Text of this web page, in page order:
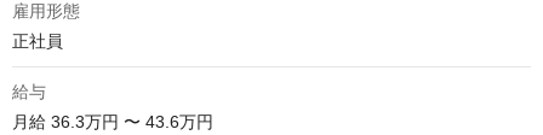
雇用形態
正社員
給与
月給 36.3万円 〜 43.6万円